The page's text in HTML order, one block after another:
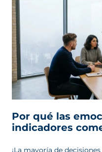
Por qué las
indicadores
¡La mayoría de